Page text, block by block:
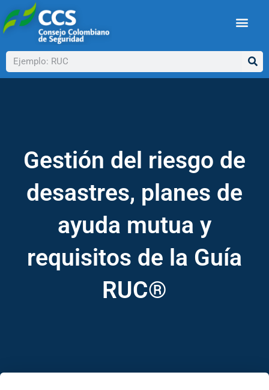
al
contenido
Buscar
Gestión del riesgo de
desastres, planes de
ayuda mutua y
requisitos de la Guía
RUC®